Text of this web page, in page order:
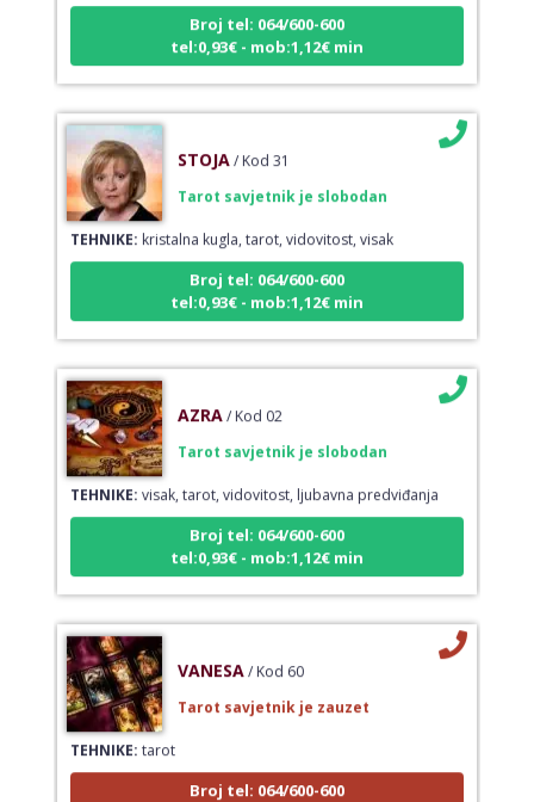
Broj tel: 064/600-600
tel:0,93€ - mob:1,12€ min
/ Kod 31
Tarot savjetnik je slobodan
TEHNIKE:kristalna kugla, tarot, vidovitost, visak
Broj tel: 064/600-600
tel:0,93€ - mob:1,12€ min
/ Kod 02
Tarot savjetnik je slobodan
TEHNIKE:visak, tarot, vidovitost, ljubavna predviđanja
Broj tel: 064/600-600
tel:0,93€ - mob:1,12€ min
/ Kod 60
Tarot savjetnik je zauzet
TEHNIKE:tarot
Broj tel: 064/600-600